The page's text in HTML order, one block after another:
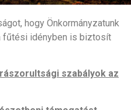
hogy Önkormányzatunk
fűtési idényben is biztosít
szabályok az